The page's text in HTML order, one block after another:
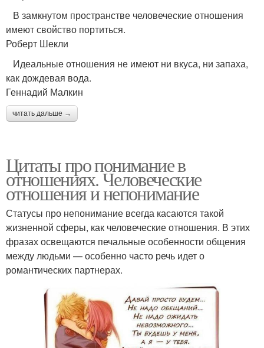
В замкнутом пространстве человеческие отношения
имеют свойство портиться.
Роберт Шекли
Идеальные отношения не имеют ни вкуса, ни запаха,
как дождевая вода.
Геннадий Малкин
читать дальше →
Цитаты про понимание в
отношениях. Человеческие
отношения и непонимание
Статусы про непонимание всегда касаются такой
жизненной сферы, как человеческие отношения. В этих
фразах освещаются печальные особенности общения
между людьми — особенно часто речь идет о
романтических партнерах.